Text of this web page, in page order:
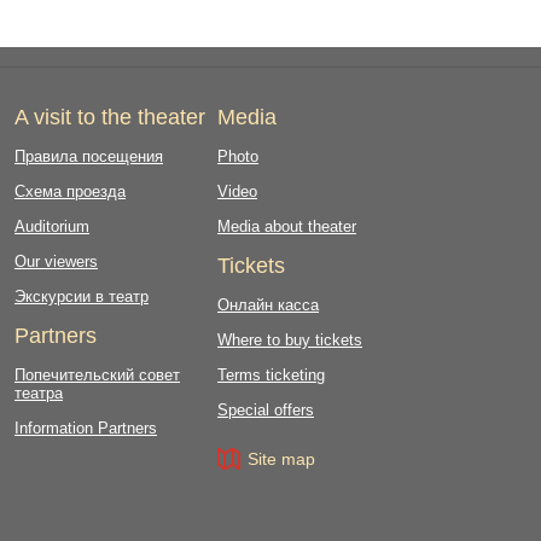
A visit to the theater
Правила посещения
Схема проезда
Auditorium
Our viewers
Экскурсии в театр
Partners
Попечительский совет
театра
Information Partners
Media
Photo
Video
Media about theater
Tickets
Онлайн касса
Where to buy tickets
Terms ticketing
Special offers
Site map